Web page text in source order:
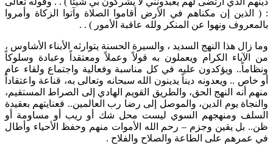
: ( الذين إن مكناهم في الأرض أقاموا الصلاة وآتوا الزكاة وأمروا
بالمعروف ونهوا عن المنكر ولله عاقبة الأمور ) . .
وما زال هذا النهج السديد ، والسيرة الحسنة يتوارثه الأبناء الأشاوس ،
من الآباء الكرام ويعملون به قولاً وعملاً ومعتقداً وعبادة وسلوكاً
ونظاماً.. ويؤكدون عليه في كل مناسبة وفعالية واجتماع ولقاء عام
أو خاص .. ويعدونه ديناً يدينون الله سبحانه وتعالى به، قناعة واعتقاداً
منهم أنه النهج الحق، والطريق القويم الهادي إلى الصراط المستقيم،
والنجاة يوم الدين، والموصل إلى رضا رب العالمين.. فعنايتهم بعقيدة
السلف ومنهجهم السوي ليست محل شك أو ريب أو مساومة أو
ظن.. بل يقين وجزم – رحم الله الأموات منهم وحفظ الأحياء وأطال
في عمرهم على الطاعة والصلاح والفلاح .